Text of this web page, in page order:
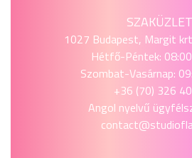
SZAKÜZLET
1027 Budapest, Margit
Hétfő-Péntek:
Szombat-Vasárnap:
+36 (70) 326
Angol nyelvű